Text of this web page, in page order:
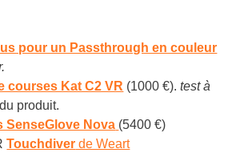
pour un Passthrough en couleur
courses Kat C2 VR (1000 €).test à
produit.
SenseGlove Nova (5400 €)
Touchdiver de Weart